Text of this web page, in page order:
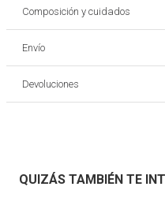
Composición y cuidados
Envío
Devoluciones
QUIZÁS TAMBIÉN TE